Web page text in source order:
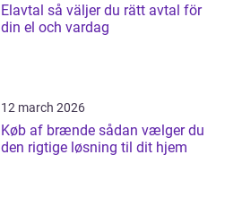
Elavtal så väljer du rätt avtal för
din el och vardag
12 march 2026
Køb af brænde sådan vælger du
den rigtige løsning til dit hjem